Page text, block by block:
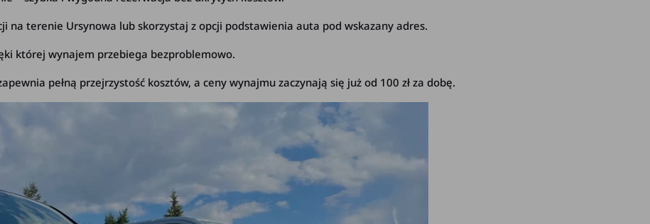
na terenie Ursynowa lub skorzystaj z opcji podstawienia auta pod wskazany adres.
której wynajem przebiega bezproblemowo.
pełną przejrzystość kosztów, a ceny wynajmu zaczynają się już od 100 zł za dobę.